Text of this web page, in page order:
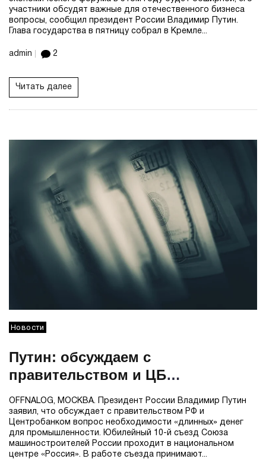
участники обсудят важные для отечественного бизнеса
вопросы, сообщил президент России Владимир Путин.
Глава государства в пятницу собрал в Кремле...
admin 2
Читать далее
Новости
Путин: обсуждаем с
правительством и ЦБ
необходимость «длинных» денег
для промышленности
OFFNALOG, МОСКВА. Президент России Владимир Путин
заявил, что обсуждает с правительством РФ и
Центробанком вопрос необходимости «длинных» денег
для промышленности. Юбилейный 10-й съезд Союза
машиностроителей России проходит в национальном
центре «Россия». В работе съезда принимают...